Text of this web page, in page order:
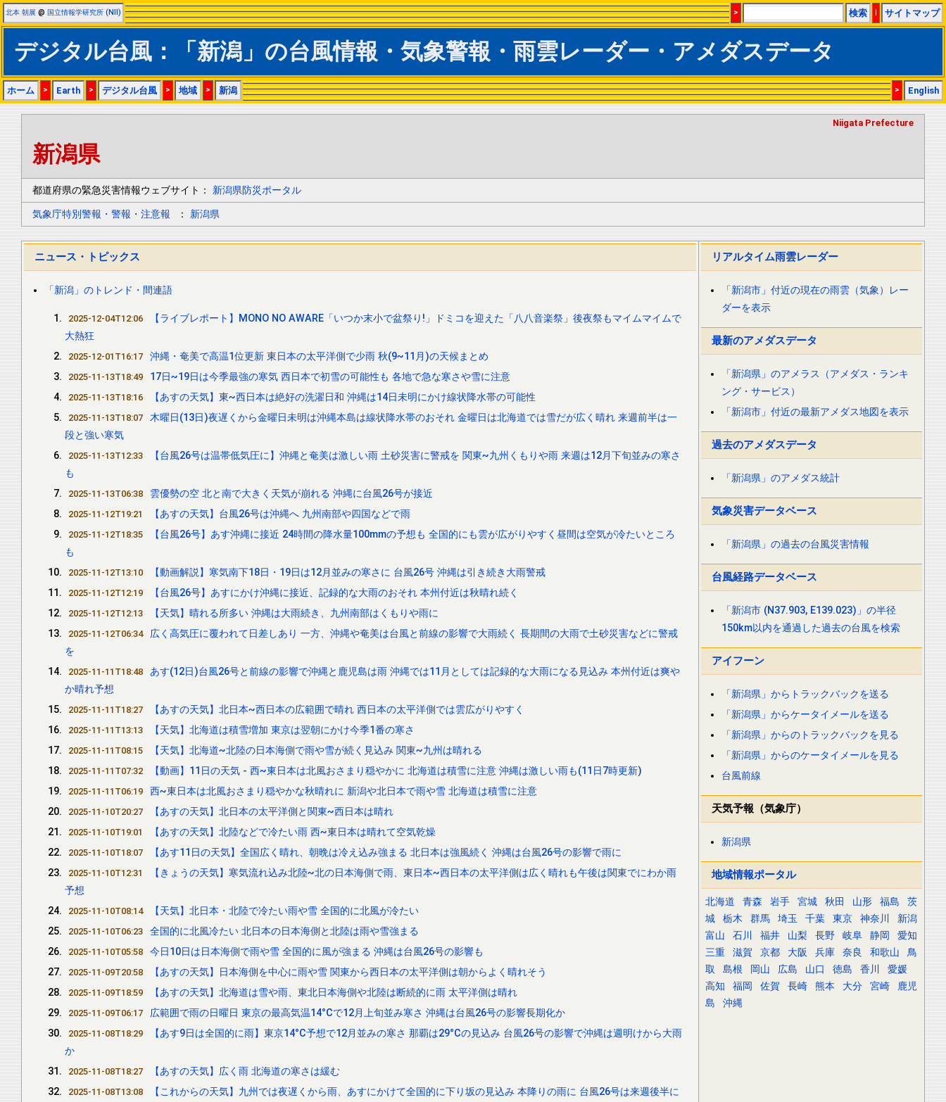
北本 朝展 @ 国立情報学研究所 (NII) > 検索 | サイトマップ
デジタル台風：「新潟」の台風情報・気象警報・雨雲レーダー・アメダスデータ
ホーム > Earth > デジタル台風 > 地域 > 新潟 > English
Niigata Prefecture
新潟県
都道府県の緊急災害情報ウェブサイト： 新潟県防災ポータル
気象庁特別警報・警報・注意報
： 新潟県
ニュース・トピックス
「新潟」のトレンド・間連語
2025-12-04T12:06
【ライブレポート】MONO NO AWARE「いつか末小で盆祭り!」ドミコを迎えた「八八音楽祭」後夜祭もマイムマイムで
大熱狂
2025-12-01T16:17 沖縄・奄美で高温1位更新 東日本の太平洋側で少雨 秋(9~11月)の天候まとめ
2025-11-13T18:49 17日~19日は今季最強の寒気 西日本で初雪の可能性も 各地で急な寒さや雪に注意
2025-11-13T18:16 【あすの天気】東~西日本は絶好の洗濯日和 沖縄は14日未明にかけ線状降水帯の可能性
2025-11-13T18:07
木曜日(13日)夜遅くから金曜日未明は沖縄本島は線状降水帯のおそれ 金曜日は北海道では雪だが広く晴れ 来週前半は一
段と強い寒気
2025-11-13T12:33
【台風26号は温帯低気圧に】沖縄と奄美は激しい雨 土砂災害に警戒を 関東~九州くもりや雨 来週は12月下旬並みの寒さ
も
2025-11-13T06:38 雲優勢の空 北と南で大きく天気が崩れる 沖縄に台風26号が接近
2025-11-12T19:21 【あすの天気】台風26号は沖縄へ 九州南部や四国などで雨
2025-11-12T18:35
【台風26号】あす沖縄に接近 24時間の降水量100mmの予想も 全国的にも雲が広がりやすく昼間は空気が冷たいところ
も
2025-11-12T13:10 【動画解説】寒気南下18日・19日は12月並みの寒さに 台風26号 沖縄は引き続き大雨警戒
2025-11-12T12:19 【台風26号】あすにかけ沖縄に接近、記録的な大雨のおそれ 本州付近は秋晴れ続く
2025-11-12T12:13 【天気】晴れる所多い 沖縄は大雨続き、九州南部はくもりや雨に
2025-11-12T06:34
広く高気圧に覆われて日差しあり 一方、沖縄や奄美は台風と前線の影響で大雨続く 長期間の大雨で土砂災害などに警戒
を
2025-11-11T18:48
あす(12日)台風26号と前線の影響で沖縄と鹿児島は雨 沖縄では11月としては記録的な大雨になる見込み 本州付近は爽や
か晴れ予想
2025-11-11T18:27 【あすの天気】北日本~西日本の広範囲で晴れ 西日本の太平洋側では雲広がりやすく
2025-11-11T13:13 【天気】北海道は積雪増加 東京は翌朝にかけ今季1番の寒さ
2025-11-11T08:15 【天気】北海道~北陸の日本海側で雨や雪が続く見込み 関東~九州は晴れる
2025-11-11T07:32 【動画】11日の天気 - 西~東日本は北風おさまり穏やかに 北海道は積雪に注意 沖縄は激しい雨も(11日7時更新)
2025-11-11T06:19 西~東日本は北風おさまり穏やかな秋晴れに 新潟や北日本で雨や雪 北海道は積雪に注意
2025-11-10T20:27 【あすの天気】北日本の太平洋側と関東~西日本は晴れ
2025-11-10T19:01 【あすの天気】北陸などで冷たい雨 西~東日本は晴れて空気乾燥
2025-11-10T18:07 【あす11日の天気】全国広く晴れ、朝晩は冷え込み強まる 北日本は強風続く 沖縄は台風26号の影響で雨に
2025-11-10T12:31
【きょうの天気】寒気流れ込み北陸~北の日本海側で雨、東日本~西日本の太平洋側は広く晴れも午後は関東でにわか雨
予想
2025-11-10T08:14 【天気】北日本・北陸で冷たい雨や雪 全国的に北風が冷たい
2025-11-10T06:23 全国的に北風冷たい 北日本の日本海側と北陸は雨や雪強まる
2025-11-10T05:58 今日10日は日本海側で雨や雪 全国的に風が強まる 沖縄は台風26号の影響も
2025-11-09T20:58 【あすの天気】日本海側を中心に雨や雪 関東から西日本の太平洋側は朝からよく晴れそう
2025-11-09T18:59 【あすの天気】北海道は雪や雨、東北日本海側や北陸は断続的に雨 太平洋側は晴れ
2025-11-09T06:17 広範囲で雨の日曜日 東京の最高気温14°Cで12月上旬並み寒さ 沖縄は台風26号の影響長期化か
2025-11-08T18:29
【あす9日は全国的に雨】東京14°C予想で12月並みの寒さ 那覇は29°Cの見込み 台風26号の影響で沖縄は週明けから大雨
か
2025-11-08T18:27 【あすの天気】広く雨 北海道の寒さは緩む
2025-11-08T13:08
【これからの天気】九州では夜遅くから雨、あすにかけて全国的に下り坂の見込み 本降りの雨に 台風26号は来週後半に
リアルタイム雨雲レーダー
「新潟市」付近の現在の雨雲（気象）レー
ダーを表示
最新のアメダスデータ
「新潟県」のアメラス（アメダス・ランキ
ング・サービス）
「新潟市」付近の最新アメダス地図を表示
過去のアメダスデータ
「新潟県」のアメダス統計
気象災害データベース
「新潟県」の過去の台風災害情報
台風経路データベース
「新潟市 (N37.903, E139.023)」の半径
150km以内を通過した過去の台風を検索
アイフーン
「新潟県」からトラックバックを送る
「新潟県」からケータイメールを送る
「新潟県」からのトラックバックを見る
「新潟県」からのケータイメールを見る
台風前線
天気予報（気象庁）
新潟県
地域情報ポータル
北海道 青森 岩手 宮城 秋田 山形 福島
茨
城
栃木 群馬 埼玉 千葉 東京 神奈川
新潟
富山
石川 福井 山梨 長野 岐阜 静岡
愛知
三重
滋賀 京都 大阪 兵庫 奈良 和歌山
鳥
取
島根 岡山 広島 山口 徳島 香川
愛媛
高知
福岡 佐賀 長崎 熊本 大分 宮崎
鹿児
島
沖縄